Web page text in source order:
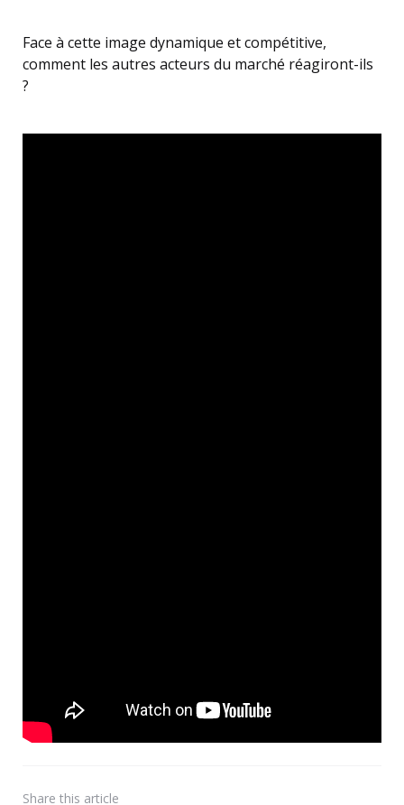
Face à cette image dynamique et compétitive,
comment les autres acteurs du marché réagiront-ils
?
Share this article